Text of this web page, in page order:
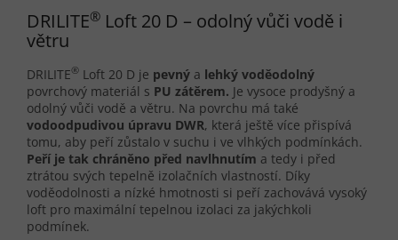
DRILITE® Loft 20 D – odolný vůči vodě i
větru
DRILITE® Loft 20 D je pevný a lehký voděodolný
povrchový materiál s PU zátěrem. Je vysoce prodyšný a
odolný vůči vodě a větru. Na povrchu má také
vodoodpudivou úpravu DWR, která ještě více přispívá
tomu, aby peří zůstalo v suchu i ve vlhkých podmínkách.
Peří je tak chráněno před navlhnutím a tedy i před
ztrátou svých tepelně izolačních vlastností. Díky
voděodolnosti a nízké hmotnosti si peří zachovává vysoký
loft pro maximální tepelnou izolaci za jakýchkoli
podmínek.